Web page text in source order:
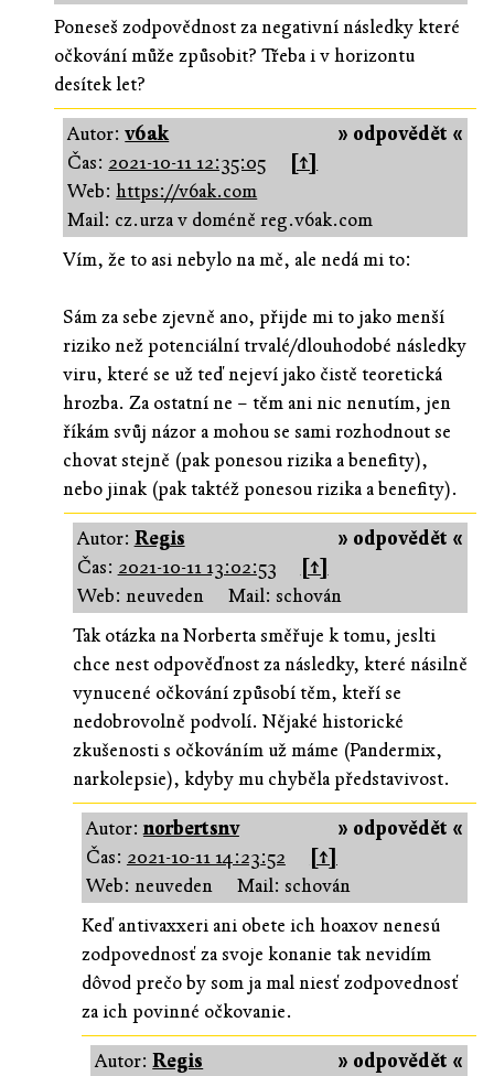
Poneseš zodpovědnost za negativní následky které
očkování může způsobit? Třeba i v horizontu
desítek let?
» odpovědět «
Autor:v6ak
Čas: 2021-10-11 12:35:05
[↑]
Web:https://v6ak.com
Mail: cz.urza v doméně reg.v6ak.com
Vím, že to asi nebylo na mě, ale nedá mi to:
Sám za sebe zjevně ano, přijde mi to jako menší
riziko než potenciální trvalé/dlouhodobé následky
viru, které se už teď nejeví jako čistě teoretická
hrozba. Za ostatní ne – těm ani nic nenutím, jen
říkám svůj názor a mohou se sami rozhodnout se
chovat stejně (pak ponesou rizika a benefity),
nebo jinak (pak taktéž ponesou rizika a benefity).
» odpovědět «
Autor: Regis
Čas: 2021-10-11 13:02:53
[↑]
Web: neuveden
Mail: schován
Tak otázka na Norberta směřuje k tomu, jeslti
chce nest odpověďnost za následky, které násilně
vynucené očkování způsobí těm, kteří se
nedobrovolně podvolí. Nějaké historické
zkušenosti s očkováním už máme (Pandermix,
narkolepsie), kdyby mu chyběla představivost.
» odpovědět «
Autor:norbertsnv
Čas: 2021-10-11 14:23:52
[↑]
Web: neuveden
Mail: schován
Keď antivaxxeri ani obete ich hoaxov nenesú
zodpovednosť za svoje konanie tak nevidím
dôvod prečo by som ja mal niesť zodpovednosť
za ich povinné očkovanie.
» odpovědět «
Autor:Regis